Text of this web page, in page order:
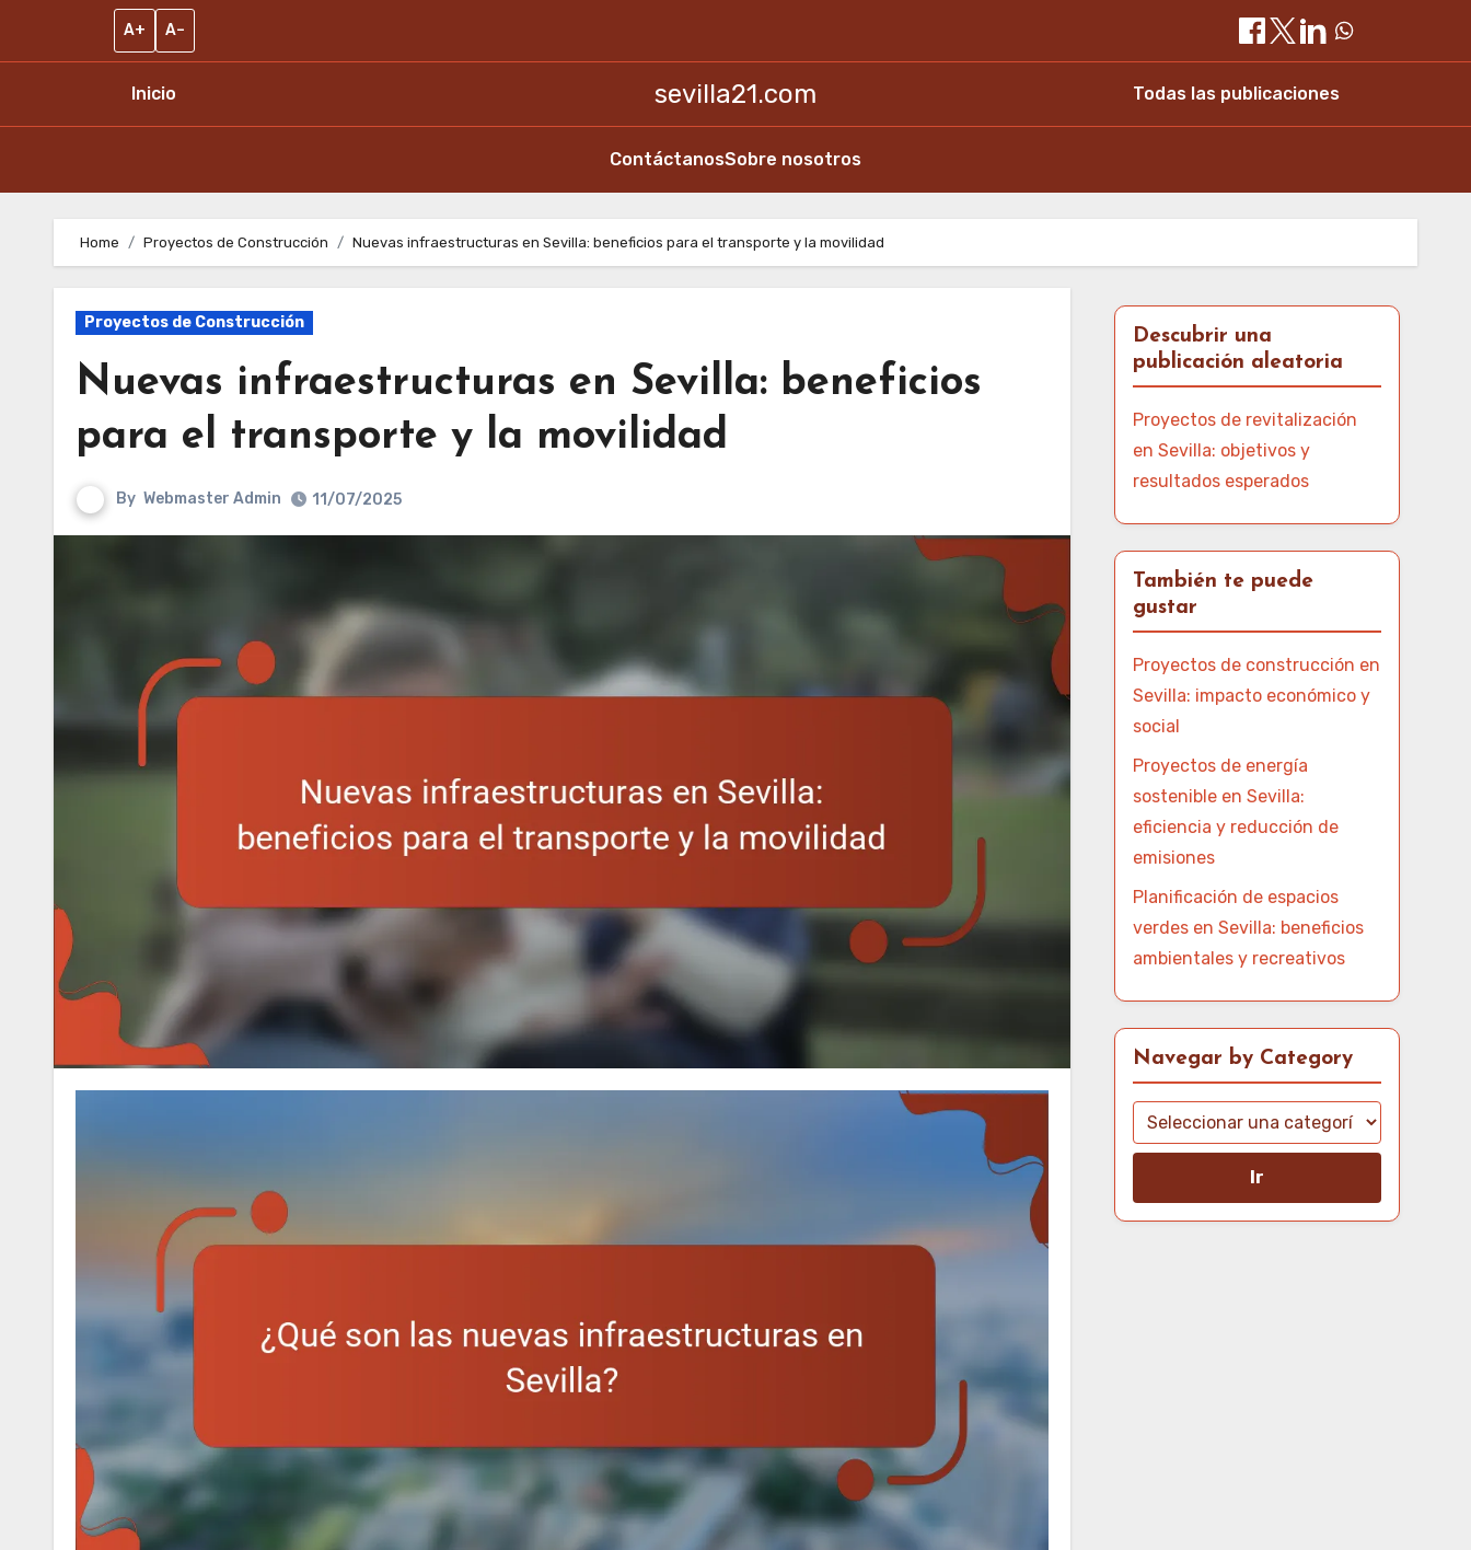
A+ A–
Inicio sevilla21.com Todas las publicaciones
ContáctanosSobre nosotros
content
Home Proyectos de Construcción Nuevas infraestructuras en Sevilla: beneficios para el transporte y la movilidad
Proyectos de Construcción
Nuevas infraestructuras en Sevilla: beneficios
para el transporte y la movilidad
By Webmaster Admin 11/07/2025
Descubrir una
publicación aleatoria
Proyectos de revitalización
en Sevilla: objetivos y
resultados esperados
También te puede
gustar
Proyectos de construcción en
Sevilla: impacto económico y
social
Proyectos de energía
sostenible en Sevilla:
eficiencia y reducción de
emisiones
Planificación de espacios
verdes en Sevilla: beneficios
ambientales y recreativos
Navegar by Category
Ir